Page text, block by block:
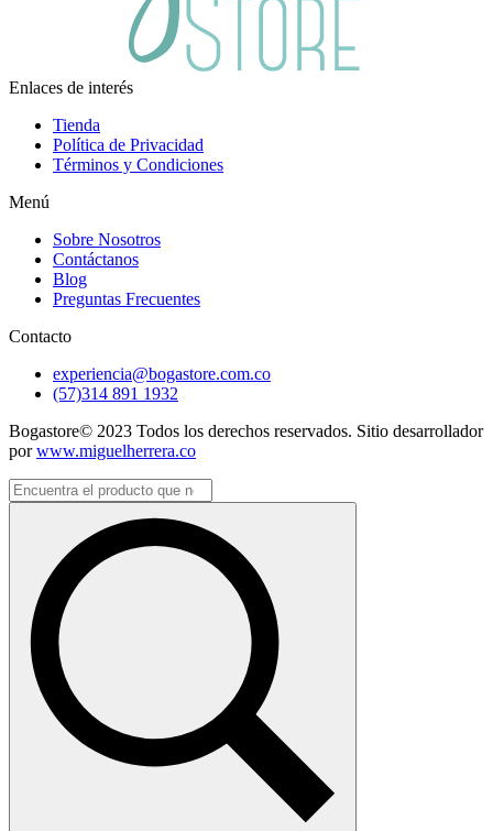
Enlaces de interés
Tienda
Política de Privacidad
Términos y Condiciones
Menú
Sobre Nosotros
Contáctanos
Blog
Preguntas Frecuentes
Contacto
experiencia@bogastore.com.co
(57)314 891 1932
Bogastore© 2023 Todos los derechos reservados. Sitio desarrollador
porwww.miguelherrera.co